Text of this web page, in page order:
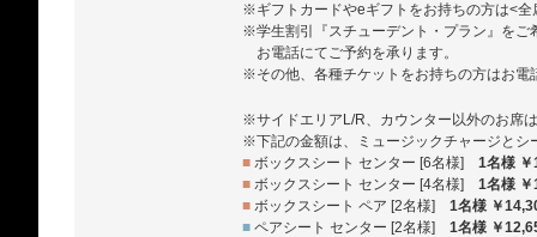
※ギフトカードやeギフトをお持ちの方は<
※学生割引『スチューデント・プラン』をご
お電話にてご予約を承ります。
※その他、各種チケットをお持ちの方はお電
※サイドエリアL/R、カウンター以外のお席
※下記の金額は、ミュージックチャージとシ
■ ボックスシート センター [6名様] 1名様
■ ボックスシート センター [4名様] 1名様
■ ボックスシート ペア [2名様] 1名様 ￥
■ ペアシート センター [2名様] 1名様 ￥